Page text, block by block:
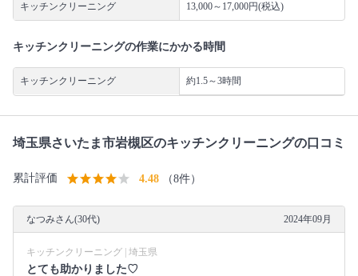
キッチンクリーニング 13,000～17,000円(税込)
キッチンクリーニングの作業にかかる時間
キッチンクリーニング 約1.5～3時間
埼玉県さいたま市岩槻区のキッチンクリーニングの口コミ
累計評価 4.48 （8件）
なつみさん(30代) 2024年09月
キッチンクリーニング | 埼玉県
とても助かりました♡